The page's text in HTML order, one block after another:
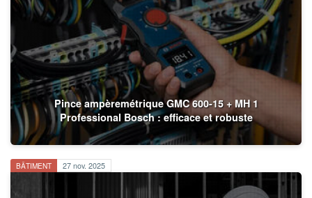
Pince ampèremétrique GMC 600-15 + MH 1
Professional Bosch : efficace et robuste
BÂTIMENT 27 nov. 2025